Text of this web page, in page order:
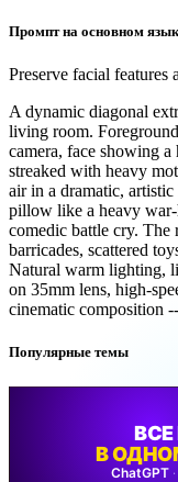
Промпт на основном
Preserve facial features
A dynamic diagonal
living room.
camera, face showing
streaked with heavy
air in a dramatic,
pillow like a heavy
comedic battle cry.
barricades, scattered
Natural warm lighting,
on 35mm lens, high-
cinematic composition
Популярные темы
В
ChatGPT ·